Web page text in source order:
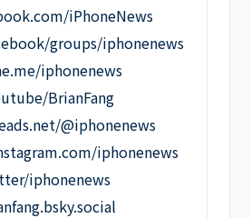
iPhoneNews
groups/iphonenews
iphonenews
BrianFang
@iphonenews
iphonenews
iphonenews